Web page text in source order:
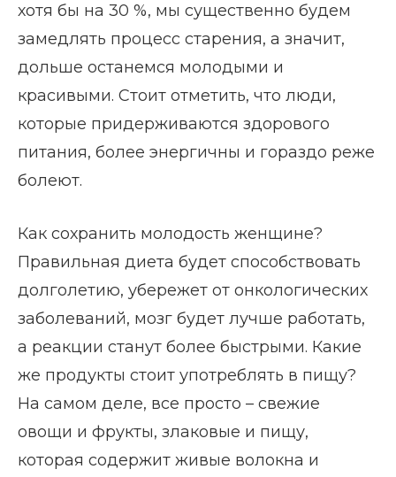
хотя бы на 30 %, мы существенно будем
замедлять процесс старения, а значит,
дольше останемся молодыми и
красивыми. Стоит отметить, что люди,
которые придерживаются здорового
питания, более энергичны и гораздо реже
болеют.
Как сохранить молодость женщине?
Правильная диета будет способствовать
долголетию, убережет от онкологических
заболеваний, мозг будет лучше работать,
а реакции станут более быстрыми. Какие
же продукты стоит употреблять в пищу?
На самом деле, все просто – свежие
овощи и фрукты, злаковые и пищу,
которая содержит живые волокна и